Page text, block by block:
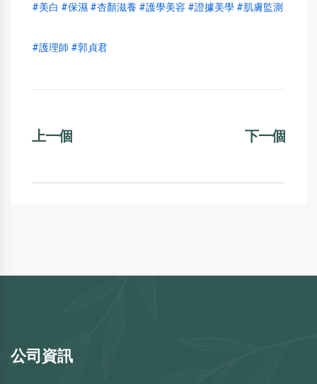
#美白 #保濕 #杏顏滋養 #護學美容 #證據美學 #肌膚監測
#護理師 #郭貞君
上一個 下一個
公司資訊